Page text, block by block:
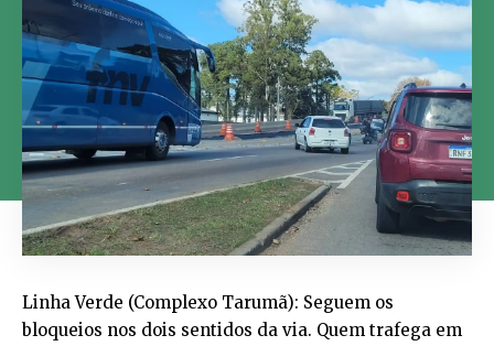
Linha Verde (Complexo Tarumã): Seguem os
bloqueios nos dois sentidos da via. Quem trafega em